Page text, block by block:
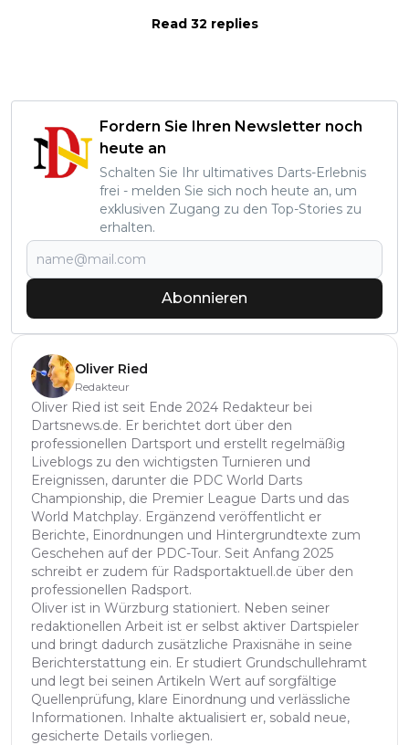
Read 32 replies
Fordern Sie Ihren Newsletter noch
heute an
Schalten Sie Ihr ultimatives Darts-Erlebnis
frei - melden Sie sich noch heute an, um
exklusiven Zugang zu den Top-Stories zu
erhalten.
Abonnieren
Oliver Ried
Redakteur
Oliver Ried ist seit Ende 2024 Redakteur bei
Dartsnews.de. Er berichtet dort über den
professionellen Dartsport und erstellt regelmäßig
Liveblogs zu den wichtigsten Turnieren und
Ereignissen, darunter die PDC World Darts
Championship, die Premier League Darts und das
World Matchplay. Ergänzend veröffentlicht er
Berichte, Einordnungen und Hintergrundtexte zum
Geschehen auf der PDC-Tour. Seit Anfang 2025
schreibt er zudem für Radsportaktuell.de über den
professionellen Radsport.
Oliver ist in Würzburg stationiert. Neben seiner
redaktionellen Arbeit ist er selbst aktiver Dartspieler
und bringt dadurch zusätzliche Praxisnähe in seine
Berichterstattung ein. Er studiert Grundschullehramt
und legt bei seinen Artikeln Wert auf sorgfältige
Quellenprüfung, klare Einordnung und verlässliche
Informationen. Inhalte aktualisiert er, sobald neue,
gesicherte Details vorliegen.